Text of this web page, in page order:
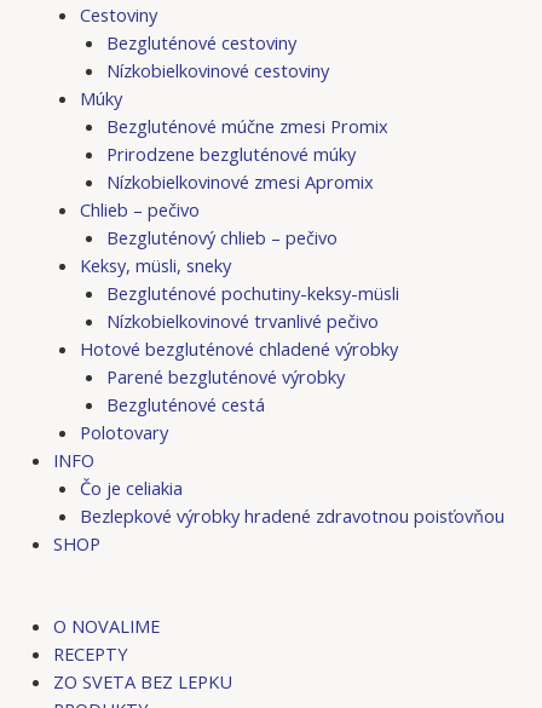
Cestoviny
Bezgluténové cestoviny
Nízkobielkovinové cestoviny
Múky
Bezgluténové múčne zmesi Promix
Prirodzene bezgluténové múky
Nízkobielkovinové zmesi Apromix
Chlieb – pečivo
Bezgluténový chlieb – pečivo
Keksy, müsli, sneky
Bezgluténové pochutiny-keksy-müsli
Nízkobielkovinové trvanlivé pečivo
Hotové bezgluténové chladené výrobky
Parené bezgluténové výrobky
Bezgluténové cestá
Polotovary
INFO
Čo je celiakia
Bezlepkové výrobky hradené zdravotnou poisťovňou
SHOP
O NOVALIME
RECEPTY
ZO SVETA BEZ LEPKU